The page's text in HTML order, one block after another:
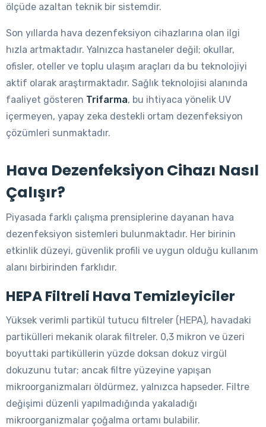
ölçüde azaltan teknik bir sistemdir.
Son yıllarda hava dezenfeksiyon cihazlarına olan ilgi
hızla artmaktadır. Yalnızca hastaneler değil; okullar,
ofisler, oteller ve toplu ulaşım araçları da bu teknolojiyi
aktif olarak araştırmaktadır. Sağlık teknolojisi alanında
faaliyet gösteren Trifarma, bu ihtiyaca yönelik UV
içermeyen, yapay zeka destekli ortam dezenfeksiyon
çözümleri sunmaktadır.
Hava Dezenfeksiyon Cihazı Nasıl
Çalışır?
Piyasada farklı çalışma prensiplerine dayanan hava
dezenfeksiyon sistemleri bulunmaktadır. Her birinin
etkinlik düzeyi, güvenlik profili ve uygun olduğu kullanım
alanı birbirinden farklıdır.
HEPA Filtreli Hava Temizleyiciler
Yüksek verimli partikül tutucu filtreler (HEPA), havadaki
partikülleri mekanik olarak filtreler. 0,3 mikron ve üzeri
boyuttaki partiküllerin yüzde doksan dokuz virgül
dokuzunu tutar; ancak filtre yüzeyine yapışan
mikroorganizmaları öldürmez, yalnızca hapseder. Filtre
değişimi düzenli yapılmadığında yakaladığı
mikroorganizmalar çoğalma ortamı bulabilir.